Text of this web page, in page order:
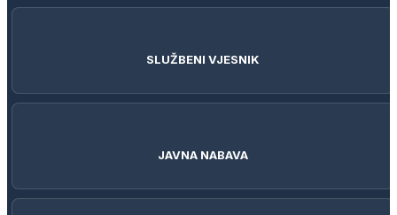
SLUŽBENI VJESNIK
JAVNA NABAVA